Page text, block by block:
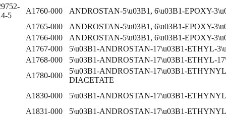
5
A1760-000
ANDROSTAN-5\u03B1, 6\u03B1-EPOXY-
A1765-000
ANDROSTAN-5\u03B1, 6\u03B1-EPOXY-
A1766-000
ANDROSTAN-5\u03B1, 6\u03B1-EPOXY-
A1767-000
5\u03B1-ANDROSTAN-17\u03B1-ETHYL-
A1768-000
5\u03B1-ANDROSTAN-17\u03B1-ETHYL-
A1780-000
5\u03B1-ANDROSTAN-17\u03B1-
DIACETATE
A1830-000
5\u03B1-ANDROSTAN-17\u03B1-
A1831-000
5\u03B1-ANDROSTAN-17\u03B1-